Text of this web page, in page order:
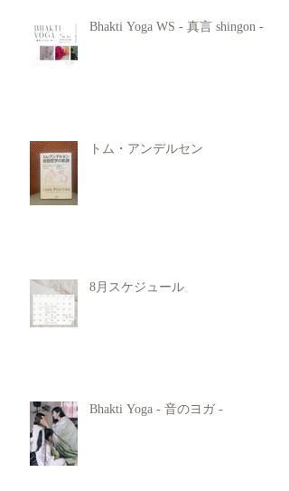
Bhakti Yoga WS - 真言 shingon -
トム・アンデルセン
8月スケジュール
Bhakti Yoga - 音のヨガ -